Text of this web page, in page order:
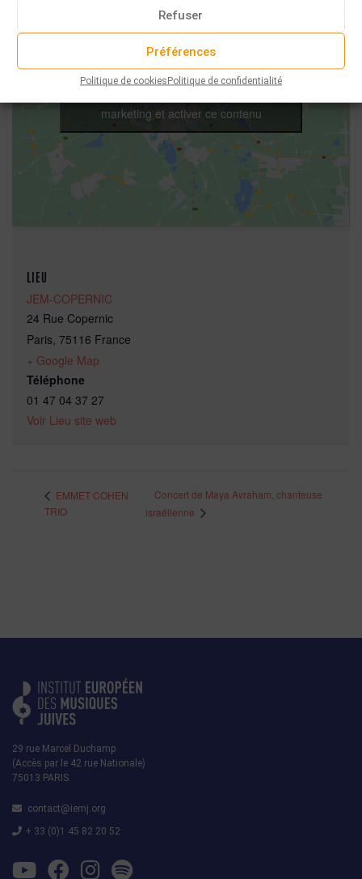
Refuser
Préférences
Politique de cookiesPolitique de confidentialité
LIEU
JEM-COPERNIC
24 Rue Copernic
Paris, 75116 France
+ Google Map
Téléphone
01 47 04 37 27
Voir Lieu site web
marketing et activer ce contenu
EMMET COHEN
TRIO
Concert de Maya Avraham, chanteuse
israélienne
29 rue Marcel Duchamp
(Accès par le 42 rue Nationale)
75013 PARIS
contact@iemj.org
+ 33 (0)1 45 82 20 52